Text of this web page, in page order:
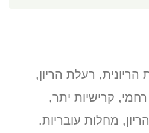
הריונית, רעלת הריון,
קרישיות יתר,
מחלות עובריות.